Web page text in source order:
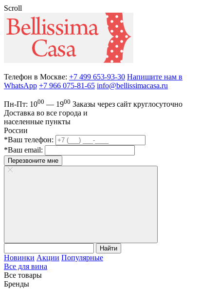
Scroll
Телефон в Москве: +7 499 653-93-30 Напишите нам в
WhatsApp +7 966 075-81-65 info@bellissimacasa.ru
Пн-Пт: 1000 — 1900 Заказы через сайт круглосуточно
Доставка во все города и
населенные пункты
России
*Ваш телефон:
*Ваш email:
Перезвоните мне
Найти
Новинки Акции Популярные
Все для вина
Все товары
Бренды